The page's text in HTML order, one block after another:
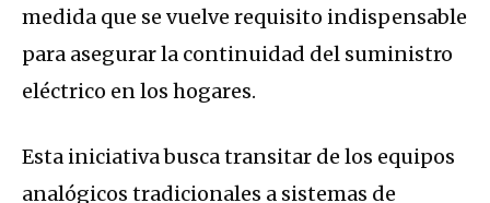
medida que se vuelve requisito indispensable
para asegurar la continuidad del suministro
eléctrico en los hogares.
Esta iniciativa busca transitar de los equipos
analógicos tradicionales a sistemas de